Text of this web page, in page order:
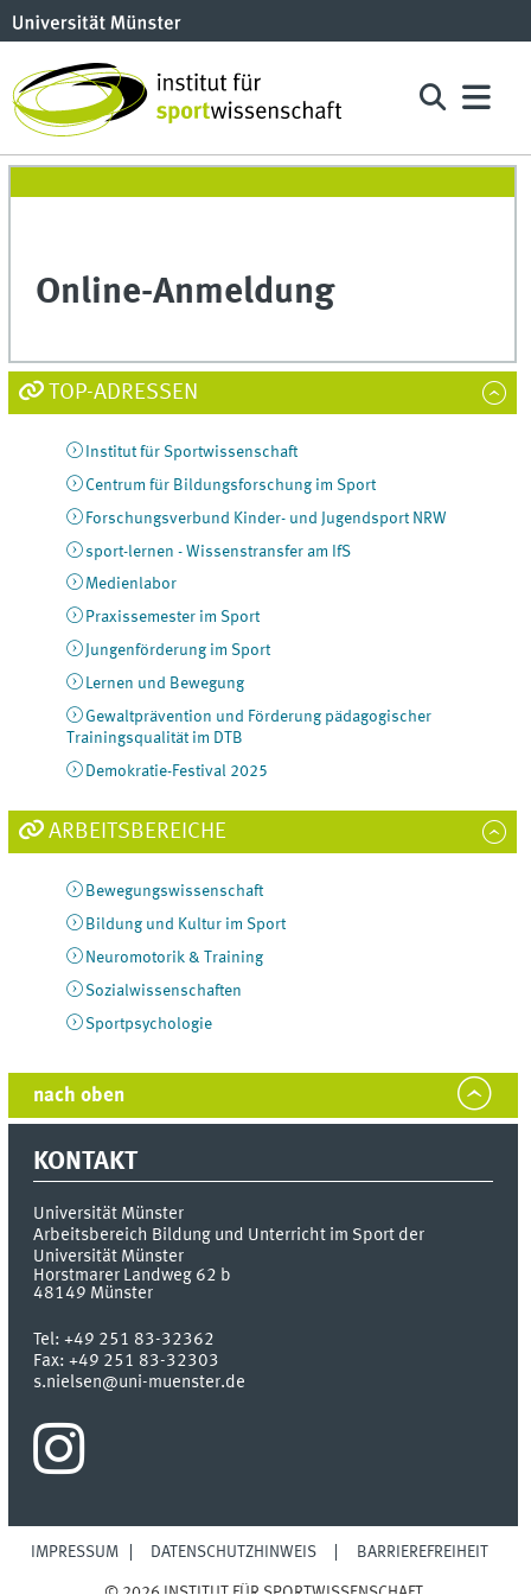
Online-Anmeldung
TOP-ADRESSEN
Institut für Sportwissenschaft
Centrum für Bildungsforschung im Sport
Forschungsverbund Kinder- und Jugendsport NRW
sport-lernen - Wissenstransfer am IfS
Medienlabor
Praxissemester im Sport
Jungenförderung im Sport
Lernen und Bewegung
Gewaltprävention und Förderung pädagogischer
Trainingsqualität im DTB
Demokratie-Festival 2025
ARBEITSBEREICHE
Bewegungswissenschaft
Bildung und Kultur im Sport
Neuromotorik & Training
Sozialwissenschaften
Sportpsychologie
nach oben
KONTAKT
Universität Münster
Arbeitsbereich Bildung und Unterricht im Sport der
Universität Münster
Horstmarer Landweg 62 b
48149 Münster
Tel:+49 251 83-32362
Fax:+49 251 83-32303
s.nielsen@uni-muenster.de
IMPRESSUM DATENSCHUTZHINWEIS BARRIEREFREIHEIT